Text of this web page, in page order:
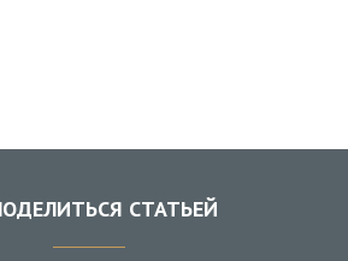
СТАТЬЕЙ